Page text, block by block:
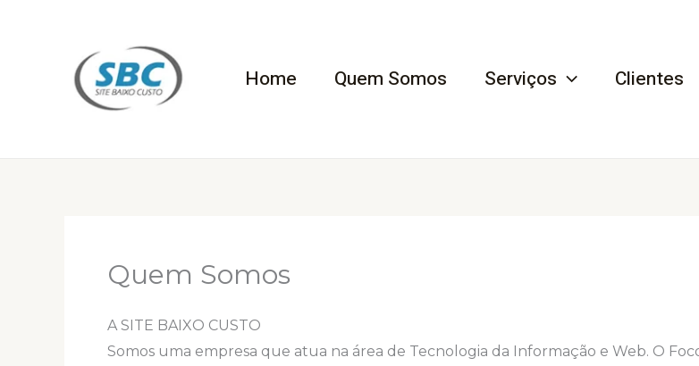
Home Quem Somos Serviços Clientes
Quem Somos
A SITE BAIXO CUSTO
Somos uma empresa que atua na área de Tecnologia da Informação e Web. O